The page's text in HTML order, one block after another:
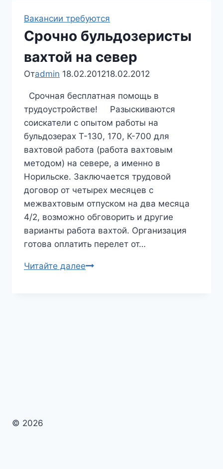
Вакансии требуются
Срочно бульдозеристы
вахтой на север
Отadmin 18.02.201218.02.2012
Срочная бесплатная помощь в
трудоустройстве! Разыскиваются
соискатели с опытом работы на
бульдозерах Т-130, 170, К-700 для
вахтовой работа (работа вахтовым
методом) на севере, а именно в
Норильске. Заключается трудовой
договор от четырех месяцев с
межвахтовым отпуском на два месяца
4/2, возможно обговорить и другие
варианты работа вахтой. Организация
готова оплатить перелет от…
Читайте далееСрочно
© 2026